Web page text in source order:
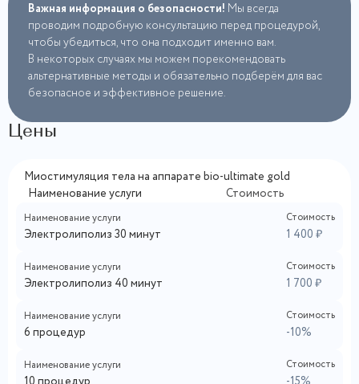
Важная информация о безопасности! Мы всегда
проводим подробную консультацию перед процедурой,
чтобы убедиться, что она подходит именно вам.
В некоторых случаях мы можем порекомендовать
альтернативные методы и обязательно подберём для вас
безопасное и эффективное решение.
Цены
Миостимуляция тела на аппарате bio-ultimate gold
Наименование услуги
Стоимость
Наименование услуги
Электролиполиз 30 минут
Стоимость
1 400 ₽
Наименование услуги
Электролиполиз 40 минут
Стоимость
1 700 ₽
Наименование услуги
6 процедур
Стоимость
-10%
Наименование услуги Стоимость